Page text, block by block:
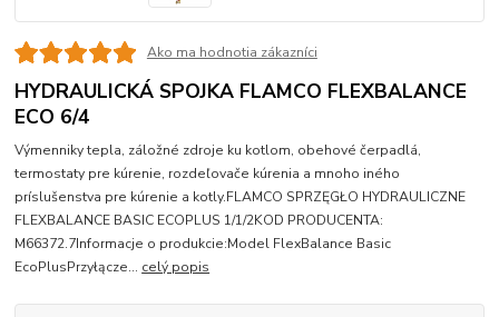
Ako ma hodnotia zákazníci
HYDRAULICKÁ SPOJKA FLAMCO FLEXBALANCE
ECO 6/4
Výmenniky tepla, záložné zdroje ku kotlom, obehové čerpadlá,
termostaty pre kúrenie, rozdeľovače kúrenia a mnoho iného
príslušenstva pre kúrenie a kotly.FLAMCO SPRZĘGŁO HYDRAULICZNE
FLEXBALANCE BASIC ECOPLUS 1/1/2KOD PRODUCENTA:
M66372.7Informacje o produkcie:Model FlexBalance Basic
EcoPlusPrzyłącze... celý popis